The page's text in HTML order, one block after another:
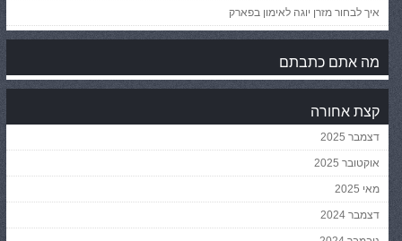
איך לבחור מזרן יוגה לאימון בפארק
מה אתם כתבתם
קצת אחורה
דצמבר 2025
אוקטובר 2025
מאי 2025
דצמבר 2024